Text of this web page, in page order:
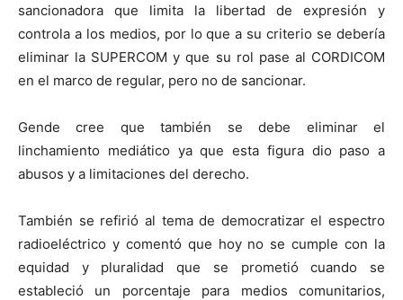
sancionadora que limita la libertad de expresión y
controla a los medios, por lo que a su criterio se debería
eliminar la SUPERCOM y que su rol pase al CORDICOM
en el marco de regular, pero no de sancionar.
Gende cree que también se debe eliminar el
linchamiento mediático ya que esta figura dio paso a
abusos y a limitaciones del derecho.
También se refirió al tema de democratizar el espectro
radioeléctrico y comentó que hoy no se cumple con la
equidad y pluralidad que se prometió cuando se
estableció un porcentaje para medios comunitarios,